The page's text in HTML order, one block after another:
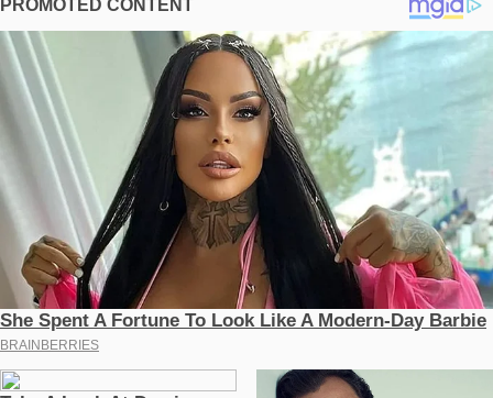
SİLİVRİ'DE 6,2 BÜYÜKLÜĞÜNDE DEPREM MEYDANA
GELMİŞTİ
Silivri'de 23 Nisan günü 6,2 büyüklüğünde deprem
meydana gelmişti.
İstanbul'da paniğe neden olan deprem sonrası artçı
sarsıntıların bir süre devam edeceği bildirilmişti.